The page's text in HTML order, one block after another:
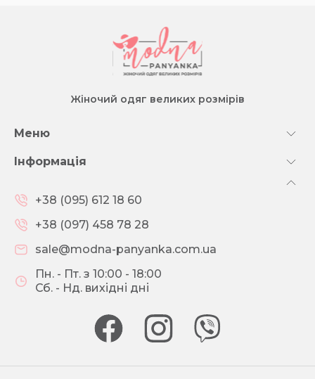
Жіночий одяг великих розмірів
Меню
Інформація
+38 (095) 612 18 60
+38 (097) 458 78 28
sale@modna-panyanka.com.ua
Пн. - Пт. з 10:00 - 18:00
Сб. - Нд. вихідні дні